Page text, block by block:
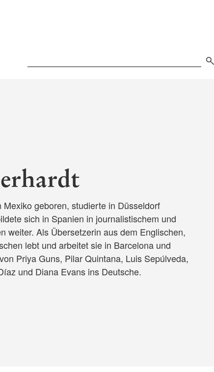
geboren, studierte in Düsseldorf
sich in Spanien in journalistischem und
weiter. Als Übersetzerin aus dem Englischen,
lebt und arbeitet sie in Barcelona und
Priya Guns, Pilar Quintana, Luis Sepúlveda,
und Diana Evans ins Deutsche.